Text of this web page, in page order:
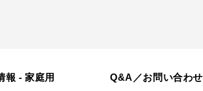
報 - 家庭用 Q&A／お問い合わせ